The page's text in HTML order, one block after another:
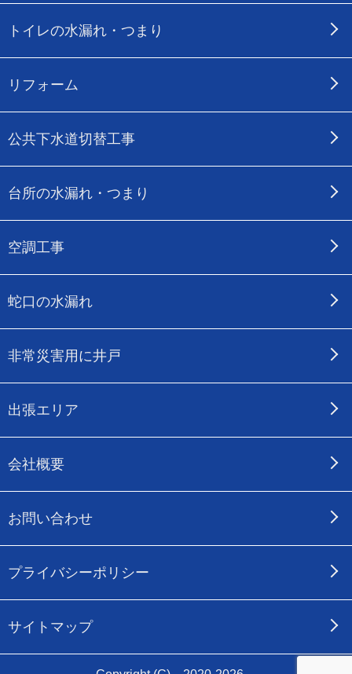
トイレの水漏れ・つまり
リフォーム
公共下水道切替工事
台所の水漏れ・つまり
空調工事
蛇口の水漏れ
非常災害用に井戸
出張エリア
会社概要
お問い合わせ
プライバシーポリシー
サイトマップ